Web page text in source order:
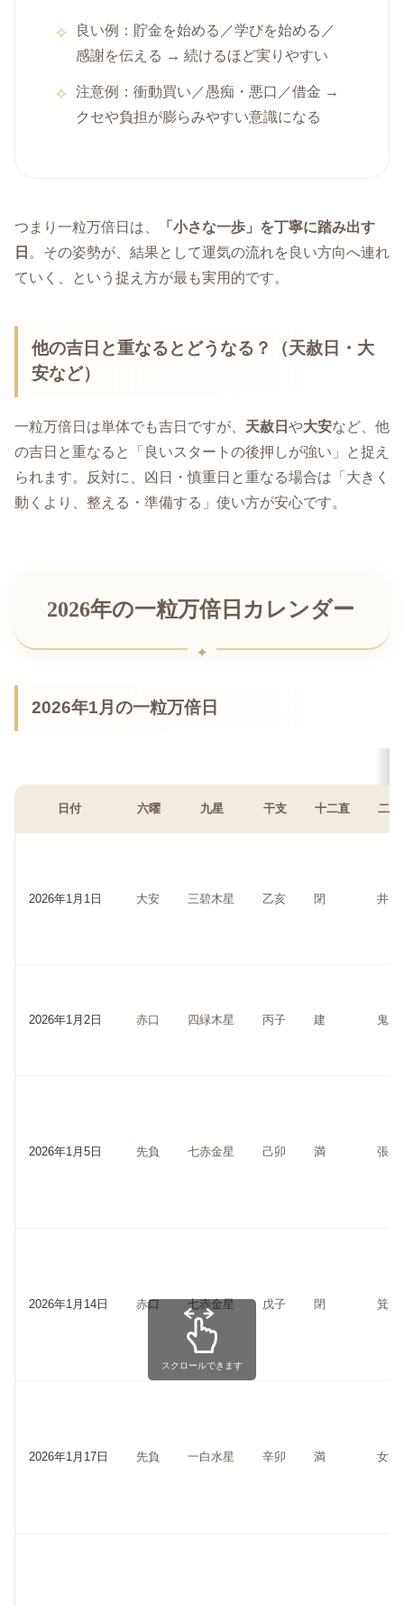
良い例：貯金を始める／学びを始める／
感謝を伝える → 続けるほど実りやすい
注意例：衝動買い／愚痴・悪口／借金 →
クセや負担が膨らみやすい意識になる
つまり一粒万倍日は、
「小さな一歩」を丁寧に踏み出す
日 。その姿勢が、結果として運気の流れを良い方向へ連れ
ていく、という捉え方が最も実用的です。
他の吉日と重なるとどうなる？（天赦日・大
安など）
一粒万倍日は単体でも吉日ですが、 天赦日 や大安など、他
の吉日と重なると「良いスタートの後押しが強い」と捉え
られます。反対に、凶日・慎重日と重なる場合は「大きく
動くより、整える・準備する」使い方が安心です。
2026年の一粒万倍日カレンダー
2026年1月の一粒万倍日
日付 六曜 九星 干支 十二直 二十
2026年1月1日 大安 三碧木星 乙亥 閉 井
2026年1月2日 赤口 四緑木星 丙子 建 鬼
2026年1月5日 先負 七赤金星 己卯 満 張
2026年1月14日 赤口 七赤金星 戊子 閉 箕
2026年1月17日 先負 一白水星 辛卯 満 女
スクロールできます